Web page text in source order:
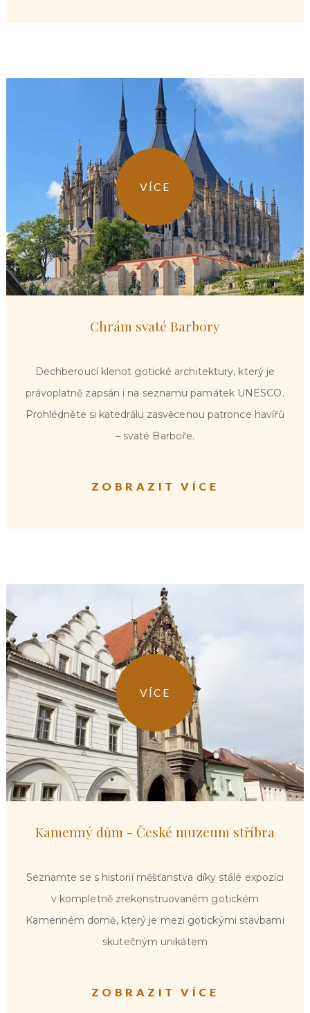
VÍCE
Chrám svaté Barbory
Dechberoucí klenot gotické architektury, který je
právoplatně zapsán i na seznamu památek UNESCO.
Prohlédněte si katedrálu zasvěcenou patronce havířů
– svaté Barboře.
ZOBRAZIT VÍCE
VÍCE
Kamenný dům - České muzeum stříbra
Seznamte se s historií měšťanstva díky stálé expozici
v kompletně zrekonstruovaném gotickém
Kamenném domě, který je mezi gotickými stavbami
skutečným unikátem
ZOBRAZIT VÍCE